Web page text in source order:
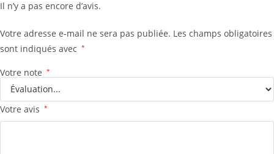
Il n’y a pas encore d’avis.
Votre adresse e-mail ne sera pas publiée. Les champs obligatoires
sont indiqués avec *
Votre note *
Votre avis *